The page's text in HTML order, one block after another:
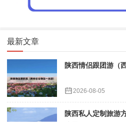
最新文章
陕西情侣跟团游（
2026-08-05
陕西私人定制旅游